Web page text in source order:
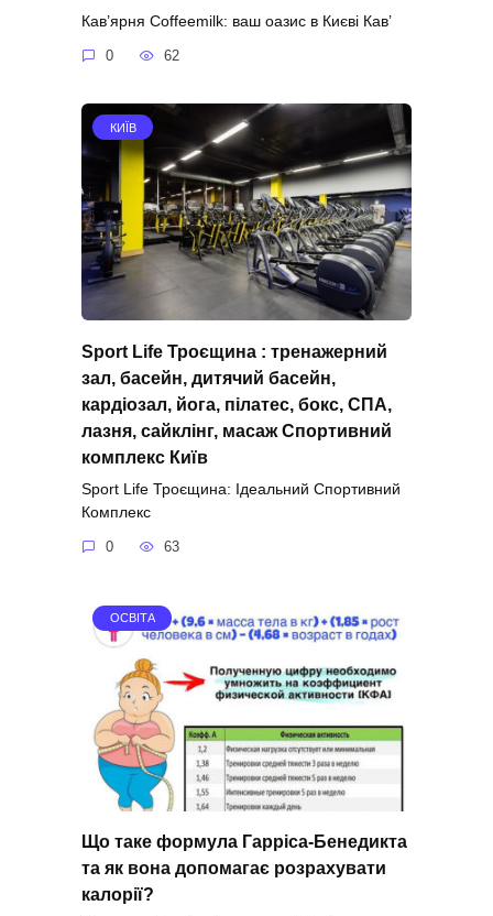
Кав’ярня Coffeemilk: ваш оазис в Києві Кав’
0 62
КИЇВ
Sport Life Троєщина : тренажерний
зал, басейн, дитячий басейн,
кардіозал, йога, пілатес, бокс, СПА,
лазня, сайклінг, масаж Спортивний
комплекс Київ
Sport Life Троєщина: Ідеальний Спортивний
Комплекс
0 63
ОСВІТА
Що таке формула Гарріса-Бенедикта
та як вона допомагає розрахувати
калорії?